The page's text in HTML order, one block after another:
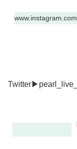
www.instagram.com
Twitter▶pearl_live_